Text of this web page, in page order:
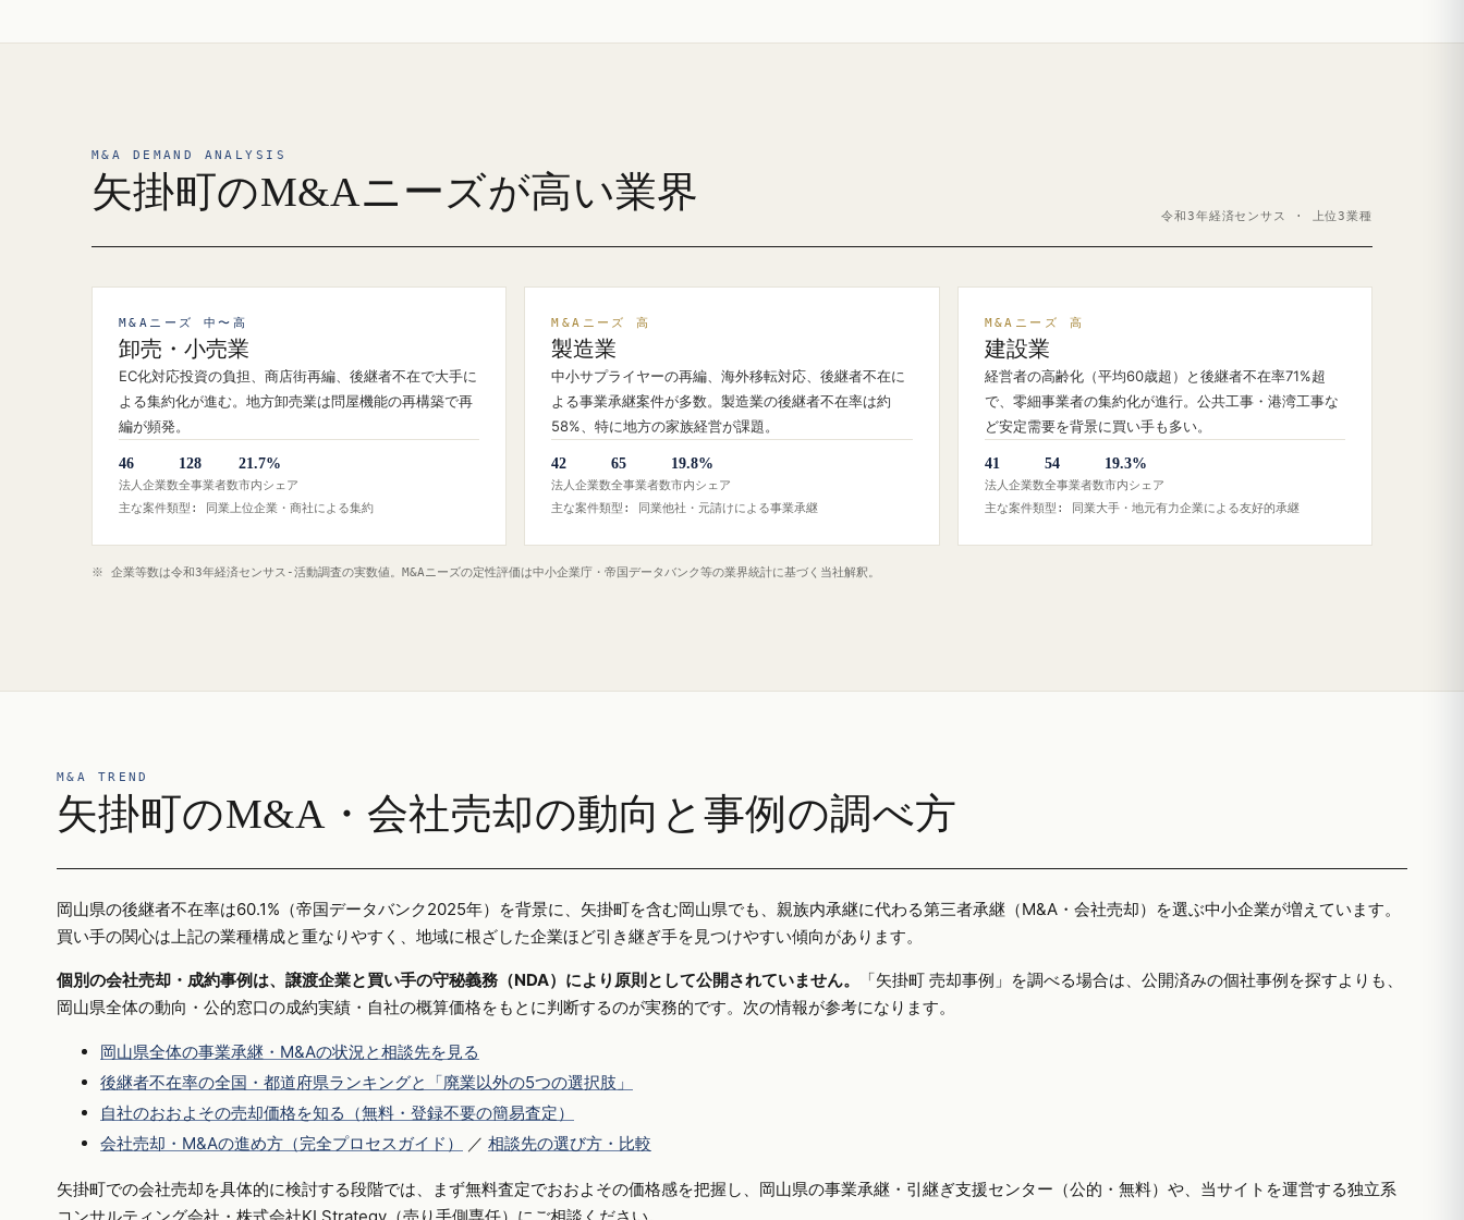
M&A DEMAND ANALYSIS
矢掛町のM&Aニーズが高い業界
令和3年経済センサス · 上位3業種
M&Aニーズ 中〜高
卸売・小売業
EC化対応投資の負担、商店街再編、後継者不在で大手に
よる集約化が進む。地方卸売業は問屋機能の再構築で再
編が頻発。
46
法人企業数
128
全事業者数
21.7%
市内シェア
主な案件類型: 同業上位企業・商社による集約
M&Aニーズ 高
製造業
中小サプライヤーの再編、海外移転対応、後継者不在に
よる事業承継案件が多数。製造業の後継者不在率は約
58%、特に地方の家族経営が課題。
42
法人企業数
65
全事業者数
19.8%
市内シェア
主な案件類型: 同業他社・元請けによる事業承継
M&Aニーズ 高
建設業
経営者の高齢化（平均60歳超）と後継者不在率71%超
で、零細事業者の集約化が進行。公共工事・港湾工事な
ど安定需要を背景に買い手も多い。
41
法人企業数
54
全事業者数
19.3%
市内シェア
主な案件類型: 同業大手・地元有力企業による友好的承継
※ 企業等数は令和3年経済センサス‐活動調査の実数値。M&Aニーズの定性評価は中小企業庁・帝国データバンク等の業界統計に基づく当社解釈。
M&A TREND
矢掛町のM&A・会社売却の動向と事例の調べ方
岡山県の後継者不在率は60.1%（帝国データバンク2025年）を背景に、矢掛町を含む岡山県でも、親族内承継に代わる第三者承継（M&A・会社売却）を選ぶ中小企業が増えています。
買い手の関心は上記の業種構成と重なりやすく、地域に根ざした企業ほど引き継ぎ手を見つけやすい傾向があります。
個別の会社売却・成約事例は、譲渡企業と買い手の守秘義務（NDA）により原則として公開されていません。
「矢掛町 売却事例」を調べる場合は、公開済みの個社事例を探すよりも、
岡山県全体の動向・公的窓口の成約実績・自社の概算価格をもとに判断するのが実務的です。次の情報が参考になります。
岡山県全体の事業承継・M&Aの状況と相談先を見る
後継者不在率の全国・都道府県ランキングと「廃業以外の5つの選択肢」
自社のおおよその売却価格を知る（無料・登録不要の簡易査定）
会社売却・M&Aの進め方（完全プロセスガイド）
／ 相談先の選び方・比較
矢掛町での会社売却を具体的に検討する段階では、まず無料査定でおおよその価格感を把握し、岡山県の事業承継・引継ぎ支援センター（公的・無料）や、当サイトを運営する独立系